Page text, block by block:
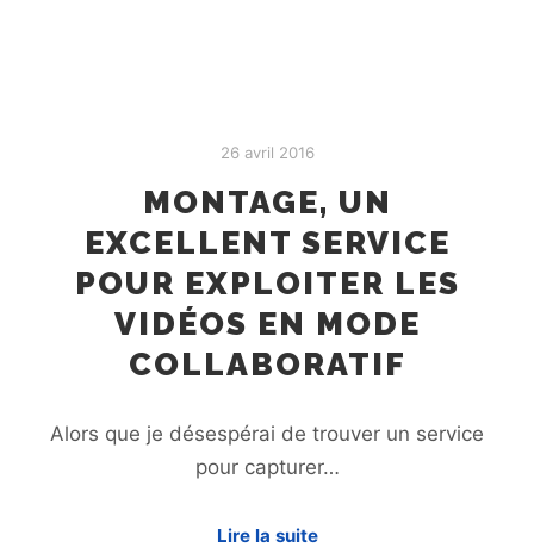
26 avril 2016
MONTAGE, UN
EXCELLENT SERVICE
POUR EXPLOITER LES
VIDÉOS EN MODE
COLLABORATIF
Alors que je désespérai de trouver un service
pour capturer…
Lire la suite